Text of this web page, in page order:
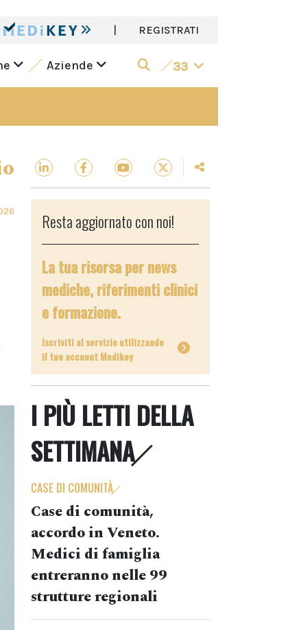
| REGISTRATI
Aziende 33
Resta aggiornato con noi!
La tua risorsa per news
mediche, riferimenti clinici
e formazione.
Iscriviti al servizio utilizzando
il tuo account Medikey
I PIÙ LETTI DELLA
SETTIMANA
CASE DI COMUNITÀ
Case di comunità,
accordo in Veneto.
Medici di famiglia
entreranno nelle 99
strutture regionali